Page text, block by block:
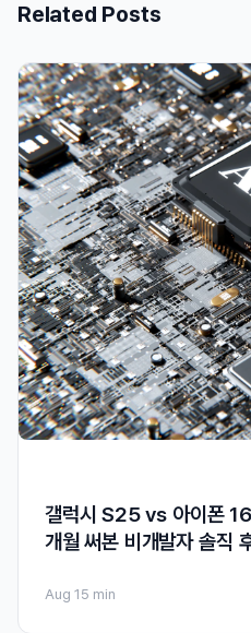
Related Posts
갤럭시 S25 vs 아이폰
개월 써본 비개발자 솔직
Aug 1 5 min